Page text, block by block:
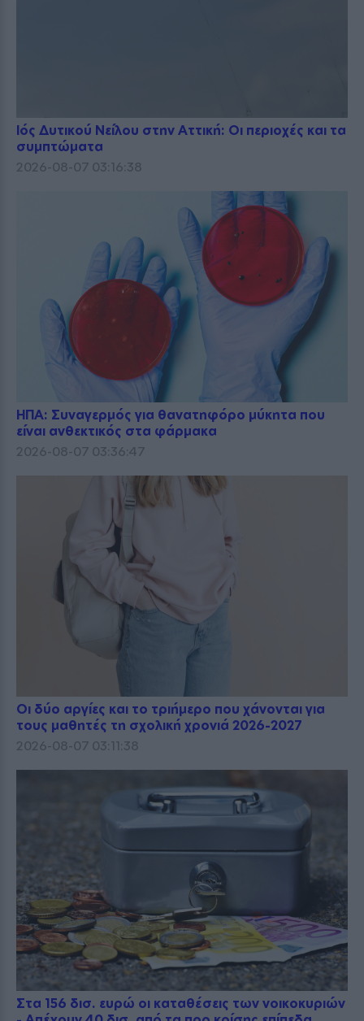
Ιός Δυτικού Νείλου στην Αττική: Οι περιοχές και τα
συμπτώματα
2026-08-07 03:16:38
ΗΠΑ: Συναγερμός για θανατηφόρο μύκητα που
είναι ανθεκτικός στα φάρμακα
2026-08-07 03:36:47
Οι δύο αργίες και το τριήμερο που χάνονται για
τους μαθητές τη σχολική χρονιά 2026-2027
2026-08-07 03:11:38
Στα 156 δισ. ευρώ οι καταθέσεις των νοικοκυριών